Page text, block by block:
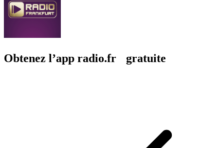
Obtenez l’app radio.fr gratuite